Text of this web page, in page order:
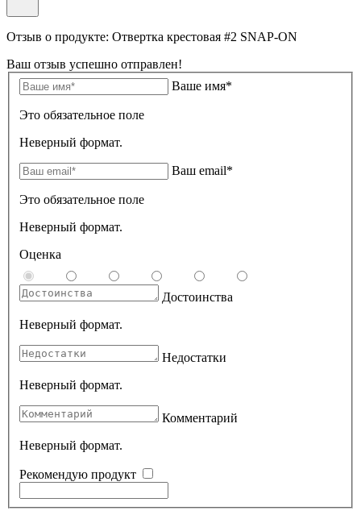
Отзыв о продукте: Отвеpтка кpестовая #2 SNAP-ON
Ваш отзыв успешно отправлен!
Ваше имя*
Это обязательное поле
Неверный формат.
Ваш email*
Это обязательное поле
Неверный формат.
Оценка
Достоинства
Неверный формат.
Недостатки
Неверный формат.
Комментарий
Неверный формат.
Рекомендую продукт